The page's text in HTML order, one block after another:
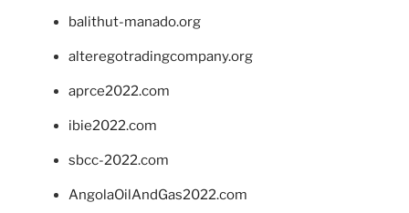
balithut-manado.org
alteregotradingcompany.org
aprce2022.com
ibie2022.com
sbcc-2022.com
AngolaOilAndGas2022.com